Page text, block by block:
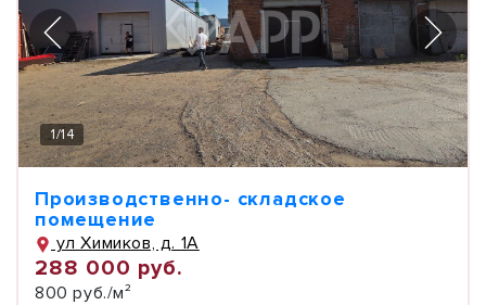
1/14
Производственно- складское
помещение
ул Химиков, д. 1А
288 000 руб.
800 руб./м²